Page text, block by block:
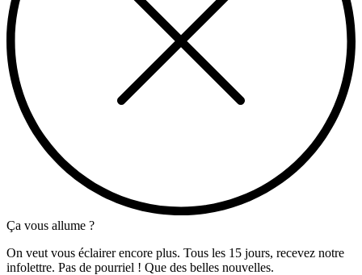
Ça vous allume ?
On veut vous éclairer encore plus. Tous les 15 jours, recevez notre
infolettre. Pas de pourriel ! Que des belles nouvelles.